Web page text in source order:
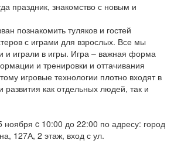
праздник, знакомство с новым и
познакомить туляков и гостей
с играми для взрослых. Все мы
и играли в игры. Игра – важная форма
и тренировки и оттачивания
игровые технологии плотно входят в
развития как отдельных людей, так и
ноября c 10:00 до 22:00 по адресу: город
127А, 2 этаж, вход с ул.